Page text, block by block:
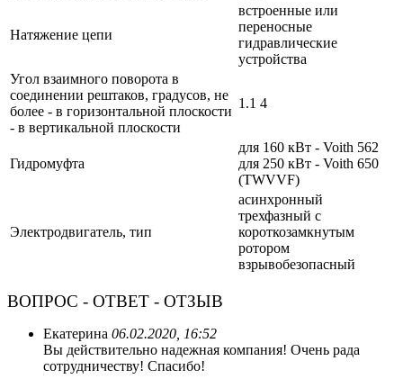
Натяжение цепи
встроенные или
переносные
гидравлические
устройства
Угол взаимного поворота в
соединении рештаков, градусов, не
более - в горизонтальной плоскости
- в вертикальной плоскости
1.1 4
Гидромуфта
для 160 кВт - Voith 562
для 250 кВт - Voith 650
(TWVVF)
Электродвигатель, тип
асинхронный
трехфазный с
короткозамкнутым
ротором
взрывобезопасный
ВОПРОС - ОТВЕТ - ОТЗЫВ
Екатерина 06.02.2020, 16:52
Вы действительно надежная компания! Очень рада
сотрудничеству! Спасибо!